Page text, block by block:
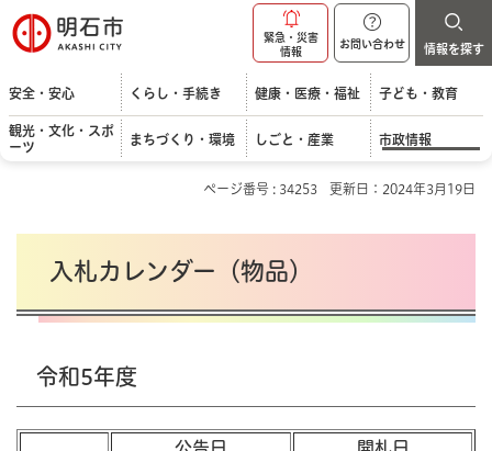
明石市
緊急・災害
情報
お問い合わせ 情報を探す
安全・安心 くらし・手続き 健康・医療・福祉 子ども・教育
観光・文化・スポ
ーツ
まちづくり・環境 しごと・産業 市政情報
ページ番号 : 34253 更新日：2024年3月19日
入札カレンダー（物品）
令和5年度